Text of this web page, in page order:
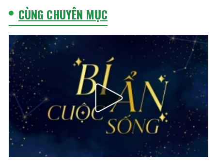
CÙNG CHUYÊN MỤC